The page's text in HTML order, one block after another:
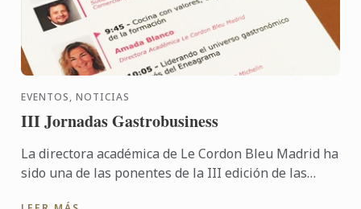
EVENTOS, NOTICIAS
III Jornadas Gastrobusiness
La directora académica de Le Cordon Bleu Madrid ha
sido una de las ponentes de la III edición de las